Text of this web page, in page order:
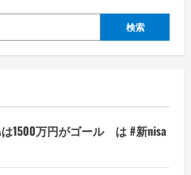
検索
1500万円がゴール は #新nisa